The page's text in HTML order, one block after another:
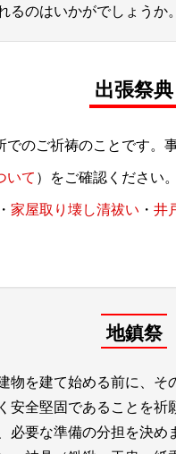
るのはいかがでしょうか。
出張祭典
でのご祈祷のことです。
いて ）をご確認ください。
・ 家屋取り壊し清祓い ・ 井
地鎮祭
物を建て始める前に、そ
安全堅固であることを祈
必要な準備の分担を決